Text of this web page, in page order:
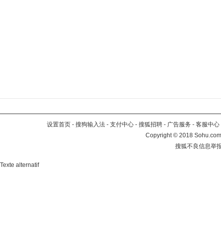
设置首页 - 搜狗输入法 - 支付中心 - 搜狐招聘 - 广告服务 - 客服中心
Copyright©2018
搜狐不良信息举
Texte alternatif